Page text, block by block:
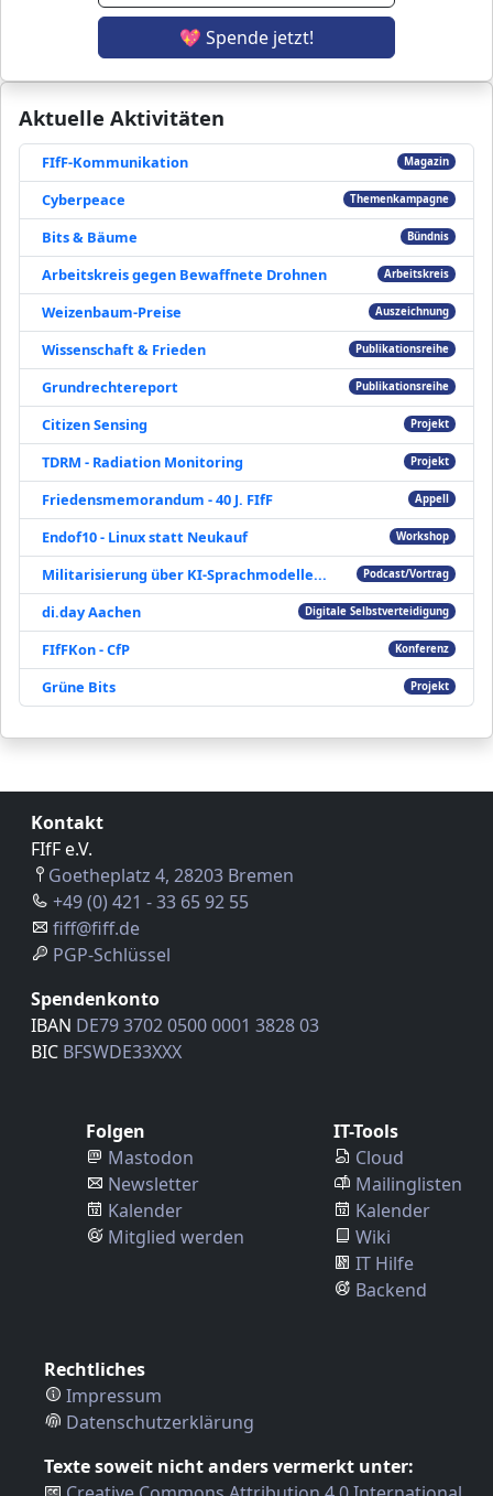
Aktuelle Aktivitäten
FIfF-Kommunikation Magazin
Cyberpeace Themenkampagne
Bits & Bäume Bündnis
Arbeitskreis gegen Bewaffnete Drohnen Arbeitskreis
Weizenbaum-Preise Auszeichnung
Wissenschaft & Frieden Publikationsreihe
Grundrechtereport Publikationsreihe
Citizen Sensing Projekt
TDRM - Radiation Monitoring Projekt
Friedensmemorandum - 40 J. FIfF Appell
Endof10 - Linux statt Neukauf Workshop
Militarisierung über KI-Sprachmodelle... Podcast/Vortrag
di.day Aachen Digitale Selbstverteidigung
FIfFKon - CfP Konferenz
Grüne Bits Projekt
💖 Spende jetzt!
Kontakt
FIfF e.V.
Goetheplatz 4, 28203 Bremen
+49 (0) 421 - 33 65 92 55
fiff@fiff.de
PGP-Schlüssel
Spendenkonto
IBAN DE79 3702 0500 0001 3828 03
BIC BFSWDE33XXX
Folgen
Mastodon
Newsletter
Kalender
Mitglied werden
IT-Tools
Cloud
Mailinglisten
Kalender
Wiki
IT Hilfe
Backend
Rechtliches
Impressum
Datenschutzerklärung
Texte soweit nicht anders vermerkt unter: